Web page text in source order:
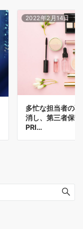
2022年2月14日
多忙な担当者の
消し、第三者保
PRI…